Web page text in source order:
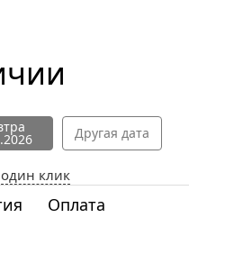
Другая дата
клик
Оплата